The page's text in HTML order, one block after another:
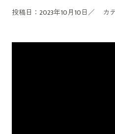
投稿日：2023年10月10日／ カ